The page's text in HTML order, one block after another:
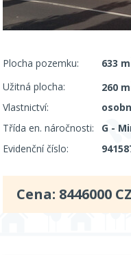
Plocha pozemku: 633 m
Užitná plocha: 260 m
Vlastnictví:
Třída en. náročnosti:
G -
Evidenční číslo:
Cena: 8446000